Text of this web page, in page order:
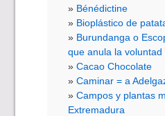
Bénédictine
Bioplástico de
Burundanga o
que anula la voluntad
Cacao Chocolate
Caminar = a
Campos y plantas
Extremadura